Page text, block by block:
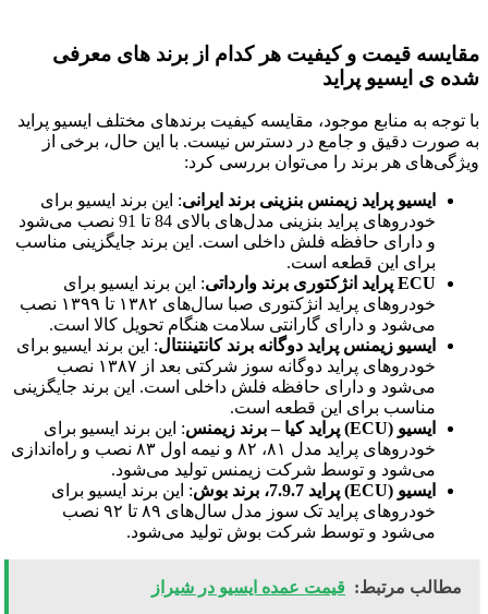
مقایسه قیمت و کیفیت هر کدام از برند های معرفی
شده ی ایسیو پراید
با توجه به منابع موجود، مقایسه کیفیت برندهای مختلف ایسیو پراید
به صورت دقیق و جامع در دسترس نیست. با این حال، برخی از
ویژگی‌های هر برند را می‌توان بررسی کرد:
ایسیو پراید زیمنس بنزینی برند ایرانی: این برند ایسیو برای
خودروهای پراید بنزینی مدل‌های بالای 84 تا 91 نصب می‌شود
و دارای حافظه فلش داخلی است. این برند جایگزینی مناسب
برای این قطعه است.
ECU پراید انژکتوری برند وارداتی
: این برند ایسیو برای
خودروهای پراید انژکتوری صبا سال‌های ۱۳۸۲ تا ۱۳۹۹ نصب
می‌شود و دارای گارانتی سلامت هنگام تحویل کالا است.
ایسیو زیمنس پراید دوگانه برند کانتیننتال: این برند ایسیو برای
خودروهای پراید دوگانه سوز شرکتی بعد از ۱۳۸۷ نصب
می‌شود و دارای حافظه فلش داخلی است. این برند جایگزینی
مناسب برای این قطعه است.
ایسیو (ECU) پراید کیا – برند زیمنس
: این برند ایسیو برای
خودروهای پراید مدل ۸۱، ۸۲ و نیمه اول ۸۳ نصب و راه‌اندازی
می‌شود و توسط شرکت زیمنس تولید می‌شود.
ایسیو (ECU) پراید 7.9.7، برند بوش
: این برند ایسیو برای
خودروهای پراید تک سوز مدل سال‌های ۸۹ تا ۹۲ نصب
می‌شود و توسط شرکت بوش تولید می‌شود.
مطالب مرتبط: قیمت عمده ایسیو در شیراز